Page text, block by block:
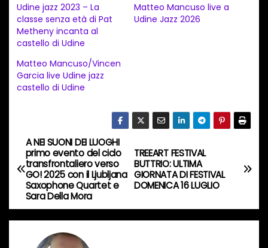
a
m
e
n
t
c
o
r
s
o
Udine jazz 2023 – La
classe senza età di Pat
Metheny incanta al
castello di Udine
Matteo Mancuso live a
Udine Jazz 2026
Matteo Mancuso/Vincen
Garcia live Udine jazz
castello di Udine
N
a
v
i
TREEART FESTIVAL
BUTTRIO: ULTIMA
GIORNATA DI FESTIVAL
DOMENICA 16 LUGLIO
A NEI SUONI DEI LUOGHI
primo evento del ciclo
transfrontaliero verso
GO! 2025 con il Ljubljana
Saxophone Quartet e
Sara Della Mora